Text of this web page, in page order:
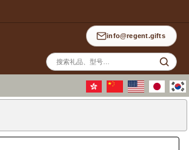
info@regent.gifts
站
内
搜
索